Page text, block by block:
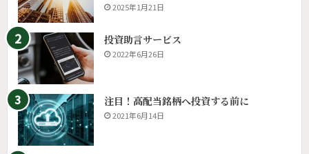
2025年1月21日
投資助言サービス
2022年6月26日
注目！高配当銘柄へ投資する前に
2021年6月14日